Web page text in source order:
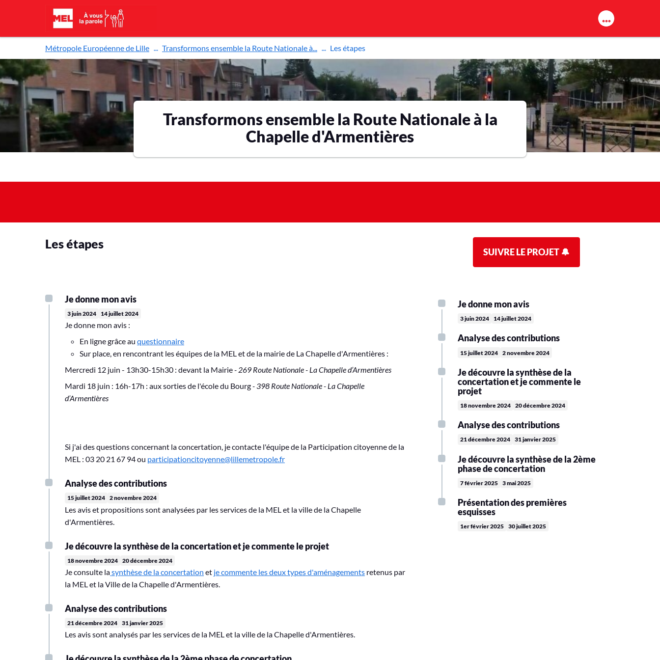
Aller au contenu principal
Métropole Européenne de Lille Transformons ensemble la Route Nationale à... Les étapes
Transformons ensemble la Route Nationale à la
Chapelle d'Armentières
SUIVRE LE PROJET 🔔
Je donne mon avis
3 juin 2024 14 juillet 2024
Analyse des contributions
15 juillet 2024 2 novembre 2024
Je découvre la synthèse de la
concertation et je commente le
projet
18 novembre 2024 20 décembre 2024
Analyse des contributions
21 décembre 2024 31 janvier 2025
Je découvre la synthèse de la 2ème
phase de concertation
7 février 2025 3 mai 2025
Présentation des premières
esquisses
1er février 2025 30 juillet 2025
Les étapes
Je donne mon avis
3 juin 2024 14 juillet 2024
Je donne mon avis :
En ligne grâce au questionnaire
Sur place, en rencontrant les équipes de la MEL et de la mairie de La Chapelle d'Armentières :
Mercredi 12 juin - 13h30-15h30 : devant la Mairie- 269 Route Nationale - La Chapelle d’Armentières
Mardi 18 juin : 16h-17h : aux sorties de l'école du Bourg- 398 Route Nationale - La Chapelle
d’Armentières
Si j'ai des questions concernant la concertation, je contacte l'équipe de la Participation citoyenne de la
MEL : 03 20 21 67 94 ou participationcitoyenne@lillemetropole.fr
Analyse des contributions
15 juillet 2024 2 novembre 2024
Les avis et propositions sont analysées par les services de la MEL et la ville de la Chapelle
d'Armentières.
Je découvre la synthèse de la concertation et je commente le projet
18 novembre 2024 20 décembre 2024
Je consulte lasynthèse de la concertation et je commente les deux types d'aménagements retenus par
la MEL et la Ville de la Chapelle d'Armentières.
Analyse des contributions
21 décembre 2024 31 janvier 2025
Les avis sont analysés par les services de la MEL et la ville de la Chapelle d'Armentières.